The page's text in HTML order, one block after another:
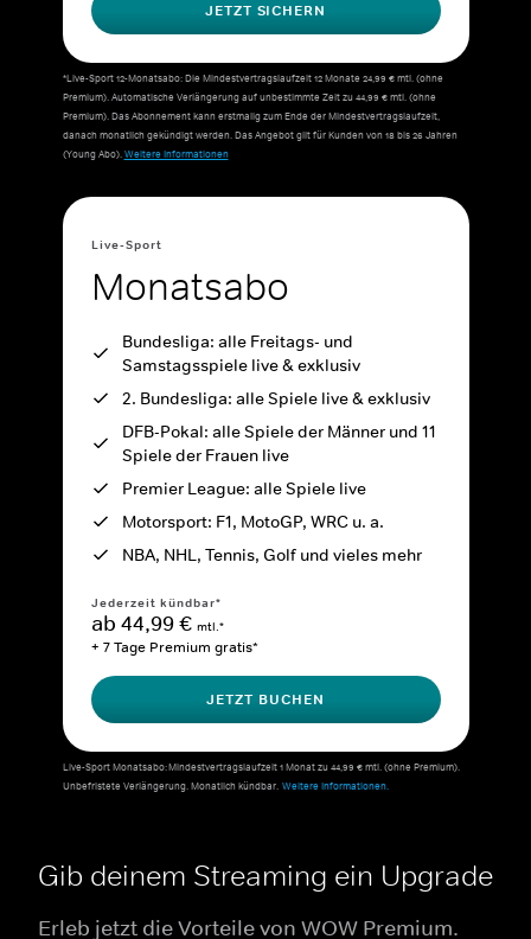
JETZT SICHERN
*Live-Sport 12-Monatsabo: Die Mindestvertragslaufzeit 12 Monate 24,99 € mtl. (ohne
Premium). Automatische Verlängerung auf unbestimmte Zeit zu 44,99 € mtl. (ohne
Premium). Das Abonnement kann erstmalig zum Ende der Mindestvertragslaufzeit,
danach monatlich gekündigt werden. Das Angebot gilt für Kunden von 18 bis 26 Jahren
(Young Abo).Weitere Informationen
Live-Sport
Monatsabo
Bundesliga: alle Freitags- und
Samstagsspiele live & exklusiv
2. Bundesliga: alle Spiele live & exklusiv
DFB-Pokal: alle Spiele der Männer und 11
Spiele der Frauen live
Premier League: alle Spiele live
Motorsport: F1, MotoGP, WRC u. a.
NBA, NHL, Tennis, Golf und vieles mehr
Jederzeit kündbar*
ab 44,99 € mtl.*
+ 7 Tage Premium gratis*
JETZT BUCHEN
Live-Sport Monatsabo: Mindestvertragslaufzeit 1 Monat zu 44,99 € mtl. (ohne Premium).
Unbefristete Verlängerung. Monatlich kündbar. Weitere Informationen.
Gib deinem Streaming ein Upgrade
Erleb jetzt die Vorteile von WOW Premium.